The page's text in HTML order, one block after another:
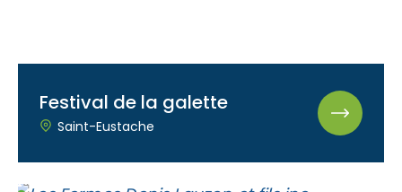
Festival de la galette
Saint-Eustache